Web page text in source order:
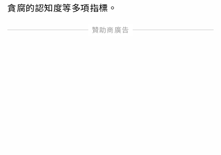
貪腐的認知度等多項指標。